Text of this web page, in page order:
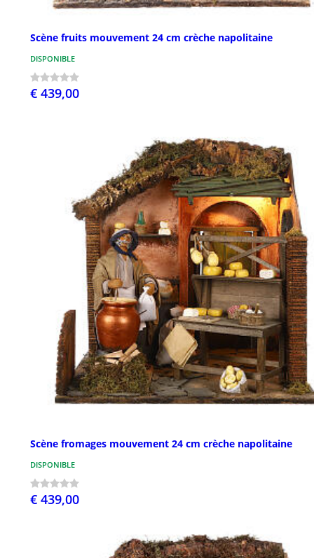
Scène fruits mouvement 24 cm crèche napolitaine
DISPONIBLE
€ 439,00
Scène fromages mouvement 24 cm crèche napolitaine
DISPONIBLE
€ 439,00